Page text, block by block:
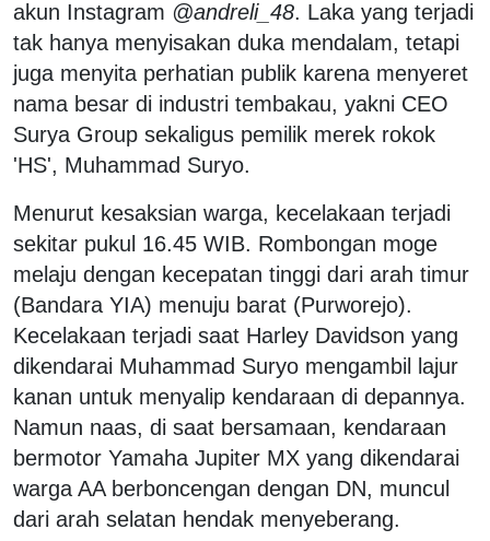
akun Instagram @andreli_48. Laka yang terjadi
tak hanya menyisakan duka mendalam, tetapi
juga menyita perhatian publik karena menyeret
nama besar di industri tembakau, yakni CEO
Surya Group sekaligus pemilik merek rokok
'HS', Muhammad Suryo.
Menurut kesaksian warga, kecelakaan terjadi
sekitar pukul 16.45 WIB. Rombongan moge
melaju dengan kecepatan tinggi dari arah timur
(Bandara YIA) menuju barat (Purworejo).
Kecelakaan terjadi saat Harley Davidson yang
dikendarai Muhammad Suryo mengambil lajur
kanan untuk menyalip kendaraan di depannya.
Namun naas, di saat bersamaan, kendaraan
bermotor Yamaha Jupiter MX yang dikendarai
warga AA berboncengan dengan DN, muncul
dari arah selatan hendak menyeberang.